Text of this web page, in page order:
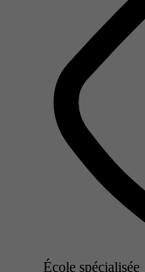
École spécialisée